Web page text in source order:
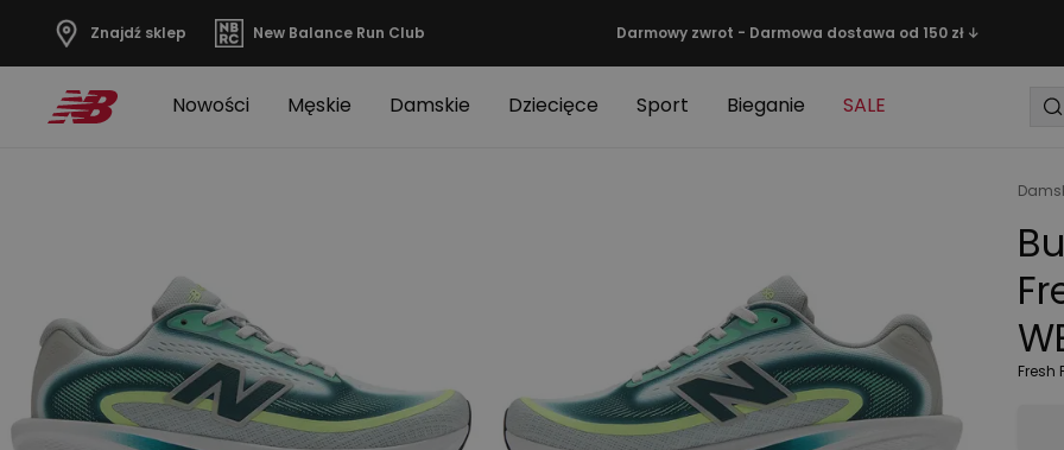
Znajdź sklep New Balance Run Club Darmowy zwrot - Darmowa dostawa od 150 zł ↓
Nowości Męskie Damskie Dziecięce Sport Bieganie SALE
Fresh